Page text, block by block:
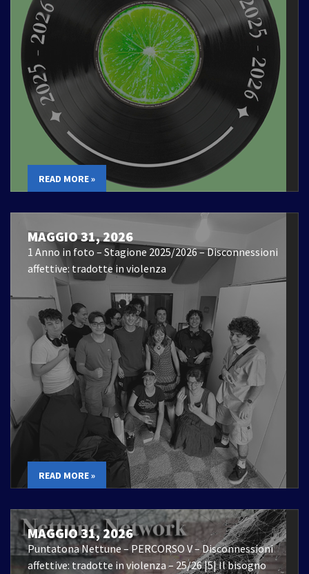
READ MORE »
MAGGIO 31, 2026
1 Anno in foto – Stagione 2025/2026 – Disconnessioni
affettive: tradotte in violenza
READ MORE »
MAGGIO 31, 2026
Puntatona Nettune – PERCORSO V – Disconnessioni
affettive: tradotte in violenza – 25/26 |5| Il bisogno